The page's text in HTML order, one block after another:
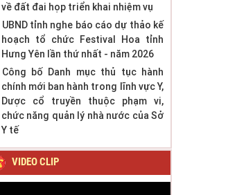
về đất đai họp triển khai nhiệm vụ
UBND tỉnh nghe báo cáo dự thảo kế
hoạch tổ chức Festival Hoa tỉnh
Hưng Yên lần thứ nhất - năm 2026
Công bố Danh mục thủ tục hành
chính mới ban hành trong lĩnh vực Y,
Dược cổ truyền thuộc phạm vi,
chức năng quản lý nhà nước của Sở
Y tế
VIDEO CLIP